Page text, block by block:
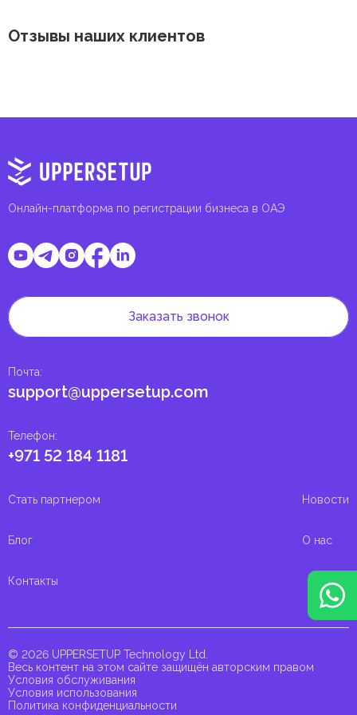
Отзывы наших клиентов
Онлайн-платформа по регистрации бизнеса в ОАЭ
Телефон:
+971 52 184 1181
Почта:
support@uppersetup.com
Заказать звонок
Стать партнером Новости
Блог О нас
Контакты
© 2026 UPPERSETUP Technology Ltd.
Весь контент на этом сайте защищён авторским правом
Условия обслуживания
Условия использования
Политика конфиденциальности